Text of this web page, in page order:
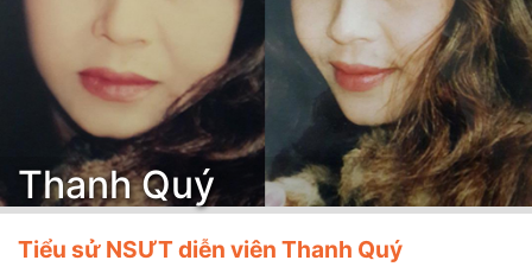
Thanh Quý
Tiểu sử NSƯT diễn viên Thanh Quý